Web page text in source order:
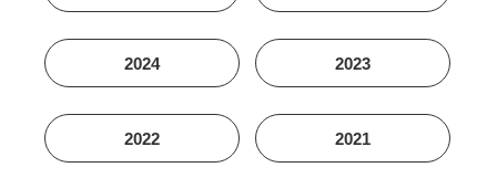
2024 2023
2022 2021